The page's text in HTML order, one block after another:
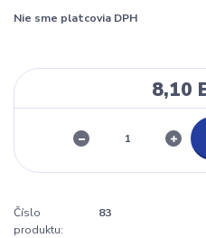
Nie sme platcovia DPH
8,10
Číslo
produktu:
83